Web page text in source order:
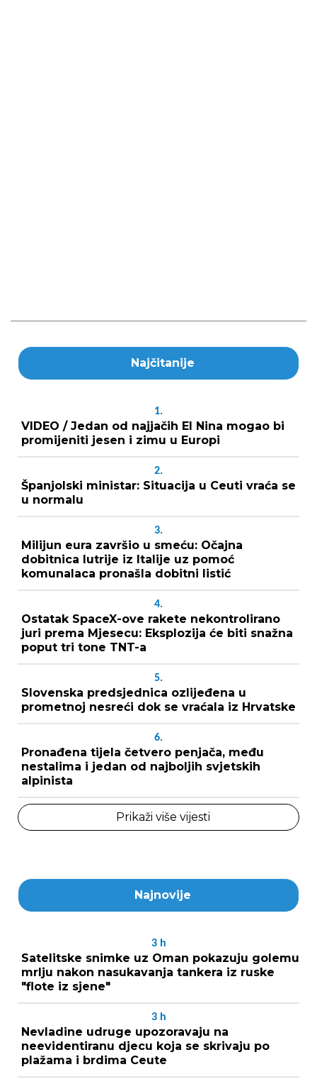
Najčitanije
1.
VIDEO / Jedan od najjačih El Nina mogao bi
promijeniti jesen i zimu u Europi
2.
Španjolski ministar: Situacija u Ceuti vraća se
u normalu
3.
Milijun eura završio u smeću: Očajna
dobitnica lutrije iz Italije uz pomoć
komunalaca pronašla dobitni listić
4.
Ostatak SpaceX-ove rakete nekontrolirano
juri prema Mjesecu: Eksplozija će biti snažna
poput tri tone TNT-a
5.
Slovenska predsjednica ozlijeđena u
prometnoj nesreći dok se vraćala iz Hrvatske
6.
Pronađena tijela četvero penjača, među
nestalima i jedan od najboljih svjetskih
alpinista
Prikaži više vijesti
Najnovije
3 h
Satelitske snimke uz Oman pokazuju golemu
mrlju nakon nasukavanja tankera iz ruske
"flote iz sjene"
3 h
Nevladine udruge upozoravaju na
neevidentiranu djecu koja se skrivaju po
plažama i brdima Ceute